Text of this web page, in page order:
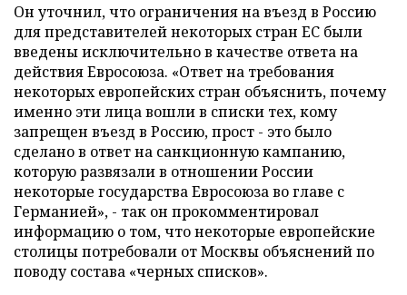
Он уточнил, что ограничения на въезд в Россию
для представителей некоторых стран ЕС были
введены исключительно в качестве ответа на
действия Евросоюза. «Ответ на требования
некоторых европейских стран объяснить, почему
именно эти лица вошли в списки тех, кому
запрещен въезд в Россию, прост - это было
сделано в ответ на санкционную кампанию,
которую развязали в отношении России
некоторые государства Евросоюза во главе с
Германией», - так он прокомментировал
информацию о том, что некоторые европейские
столицы потребовали от Москвы объяснений по
поводу состава «черных списков».